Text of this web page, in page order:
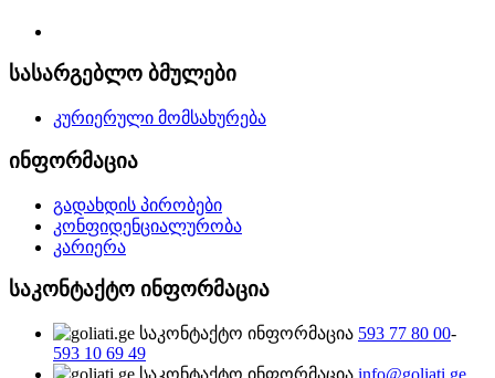
სასარგებლო ბმულები
კურიერული მომსახურება
ინფორმაცია
გადახდის პირობები
კონფიდენციალურობა
კარიერა
საკონტაქტო ინფორმაცია
593 77 80 00-
593 10 69 49
info@goliati.ge